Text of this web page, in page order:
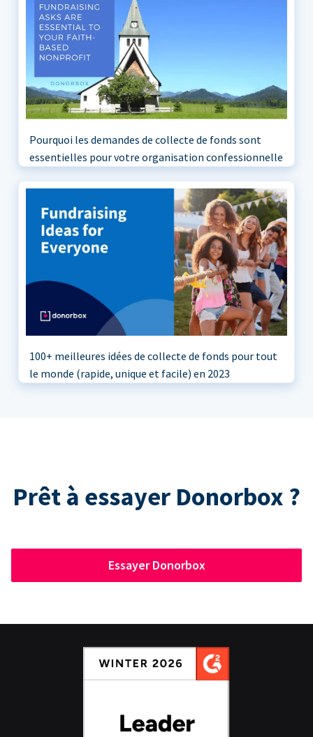
Pourquoi les demandes de collecte de fonds sont
essentielles pour votre organisation confessionnelle
100+ meilleures idées de collecte de fonds pour tout
le monde (rapide, unique et facile) en 2023
Prêt à essayer Donorbox ?
Essayer Donorbox